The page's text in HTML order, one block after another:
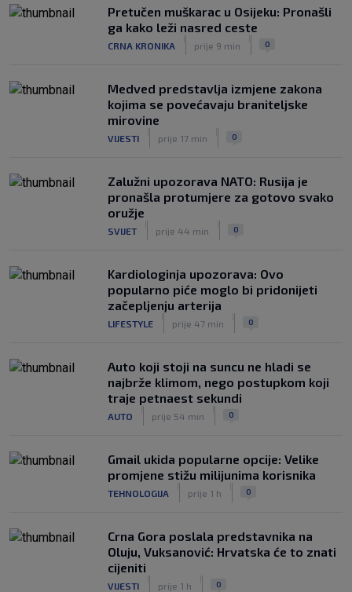
Rapsodija Hajduka u Litvi, playoff KL
praktički je osiguran! Majstorije Šege i
Pajazitija
|
Pretučen muškarac u Osijeku: Pronašli
ga kako leži nasred ceste
CRNA KRONIKA prije 9 min 0
Medved predstavlja izmjene zakona
kojima se povećavaju braniteljske
mirovine
VIJESTI prije 17 min 0
Zalužni upozorava NATO: Rusija je
pronašla protumjere za gotovo svako
oružje
SVIJET prije 44 min 0
Kardiologinja upozorava: Ovo
popularno piće moglo bi pridonijeti
začepljenju arterija
LIFESTYLE prije 47 min 0
Auto koji stoji na suncu ne hladi se
najbrže klimom, nego postupkom koji
traje petnaest sekundi
AUTO prije 54 min 0
Gmail ukida popularne opcije: Velike
promjene stižu milijunima korisnika
TEHNOLOGIJA prije 1 h 0
Crna Gora poslala predstavnika na
Oluju, Vuksanović: Hrvatska će to znati
cijeniti
VIJESTI prije 1 h 0